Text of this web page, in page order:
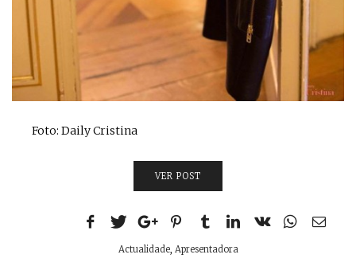
Foto: Daily Cristina
VER POST
Actualidade, Apresentadora